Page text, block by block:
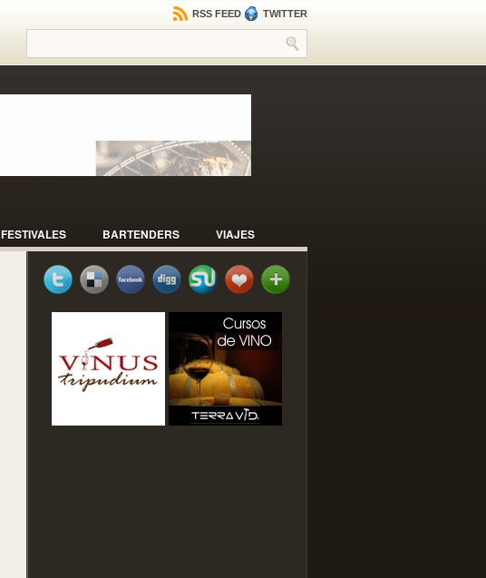
RSS FEED TWITTER
FESTIVALES BARTENDERS VIAJES